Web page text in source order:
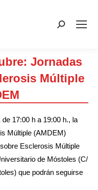
Buscar:
Jornadas
Múltiple
17:00 h a 19:00 h., la
Múltiple (AMDEM)
Esclerosis Múltiple
de Móstoles (C/
que podrán seguirse